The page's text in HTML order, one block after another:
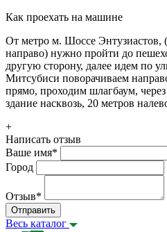
Как проехать на машине
От метро м. Шоссе Энтузиастов,
направо) нужно пройти до
другую сторону, далее идем по
Митсубиси поворачиваем
прямо, проходим шлагбаум,
здание насквозь, 20 метров
+
Написать отзыв
Ваше имя*
Город
Отзыв*
Отправить
Весь каталог